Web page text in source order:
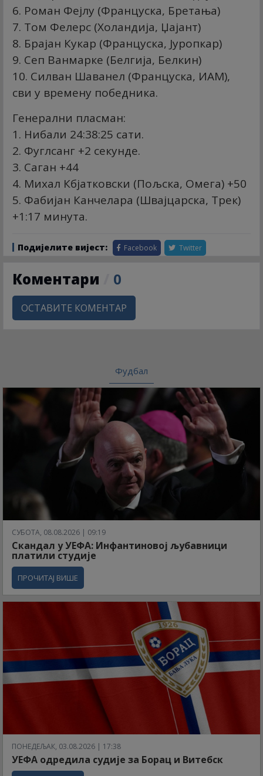
6. Роман Фејлу (Француска, Бретања)
7. Том Фелерс (Холандија, Џајант)
8. Брајан Кукар (Француска, Јуропкар)
9. Сеп Ванмарке (Белгија, Белкин)
10. Силван Шаванел (Француска, ИАМ),
сви у времену победника.
Генерални пласман:
1. Нибали 24:38:25 сати.
2. Фуглсанг +2 секунде.
3. Саган +44
4. Михал Кбјатковски (Пољска, Омега) +50
5. Фабијан Канчелара (Швајцарска, Трек)
+1:17 минута.
Подијелите вијест: Facebook Twitter
Коментари 0
ОСТАВИТЕ КОМЕНТАР
Фудбал
СУБОТА, 08.08.2026 | 09:19
Скандал у УЕФА: Инфантиновој љубавници
платили студије
ПРОЧИТАЈ ВИШЕ
ПОНЕДЕЉАК, 03.08.2026 | 17:38
УЕФА одредила судије за Борац и Витебск